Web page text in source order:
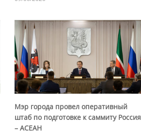
Мэр города провел оперативный
штаб по подготовке к саммиту Россия
– АСЕАН